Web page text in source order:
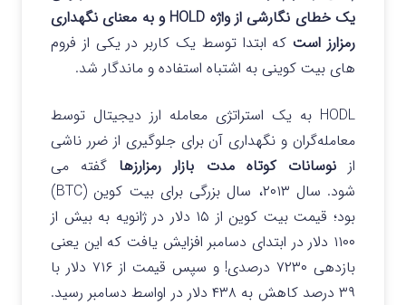
یک خطای نگارشی از واژه HOLD و به معنای نگهداری
رمزارز است که ابتدا توسط یک کاربر در یکی از فروم
های بیت کوینی به اشتباه استفاده و ماندگار شد.
HODL به یک استراتژی معامله ارز دیجیتال توسط
معامله‌گران و نگهداری آن برای جلوگیری از ضرر ناشی
ازنوسانات کوتاه مدت بازار رمزارزها گفته می
شود.
سال ۲۰۱۳، سال بزرگی برای بیت کوین (BTC)
بود؛ قیمت بیت کوین از ۱۵ دلار در ژانویه به بیش از
۱۱۰۰ دلار در ابتدای دسامبر افزایش یافت که این یعنی
بازدهی ۷۲۳۰ درصدی! و سپس قیمت از ۷۱۶ دلار با
۳۹ درصد کاهش به ۴۳۸ دلار در اواسط دسامبر رسید.